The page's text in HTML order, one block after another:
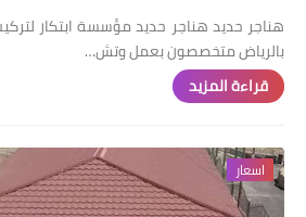
هناجر حديد هناجر حديد مؤسسة ابتكار
بالرياض متخصصون بعمل وتش…
قراءة المزيد
اسعار